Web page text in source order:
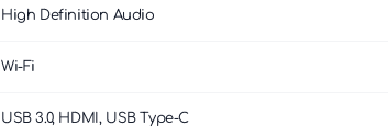
High Definition Audio
Wi-Fi
USB 3.0, HDMI, USB Type-C